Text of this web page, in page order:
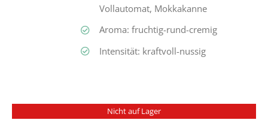
Vollautomat, Mokkakanne
Aroma: fruchtig-rund-cremig
Intensität: kraftvoll-nussig
Nicht auf Lager